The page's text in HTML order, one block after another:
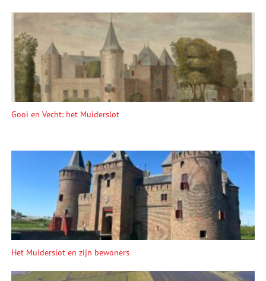
Gooi en Vecht: het Muiderslot
Het Muiderslot en zijn bewoners